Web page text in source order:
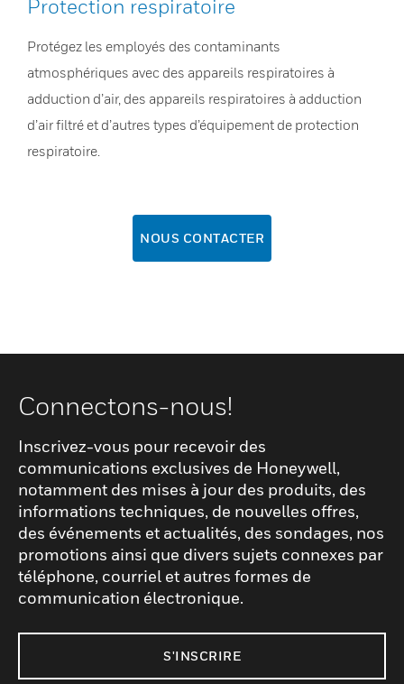
Protection respiratoire
Protégez les employés des contaminants
atmosphériques avec des appareils respiratoires à
adduction d’air, des appareils respiratoires à adduction
d’air filtré et d’autres types d’équipement de protection
respiratoire.
NOUS CONTACTER
Connectons-nous!
Inscrivez-vous pour recevoir des
communications exclusives de Honeywell,
notamment des mises à jour des produits, des
informations techniques, de nouvelles offres,
des événements et actualités, des sondages, nos
promotions ainsi que divers sujets connexes par
téléphone, courriel et autres formes de
communication électronique.
S'INSCRIRE